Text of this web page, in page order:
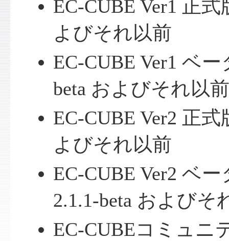
EC-CUBE Ver1 正式
よびそれ以前
EC-CUBE Ver1 ベー
beta およびそれ以前
EC-CUBE Ver2 正式
よびそれ以前
EC-CUBE Ver2 ベ
2.1.1-beta およびそ
EC-CUBEコミュニ